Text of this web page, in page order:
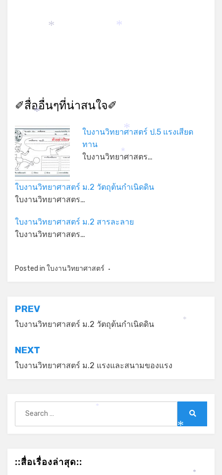
✐สื่ออื่นๆที่น่าสนใจ✐
ใบงานวิทยาศาสตร์ ป.5 แรงเสียด
ทาน
ใบงานวิทยาศาสตร…
ใบงานวิทยาศาสตร์ ม.2 วัตถุต้นกําเนิดดิน
ใบงานวิทยาศาสตร…
ใบงานวิทยาศาสตร์ ม.2 สารละลาย
ใบงานวิทยาศาสตร…
Posted in ใบงานวิทยาศาสตร์
แนะแนว
เรื่อง
PREV
ใบงานวิทยาศาสตร์ ม.2 วัตถุต้นกําเนิดดิน
NEXT
ใบงานวิทยาศาสตร์ ม.2 แรงและสนามของแรง
for:
::สื่อเรื่องล่าสุด::
*
*